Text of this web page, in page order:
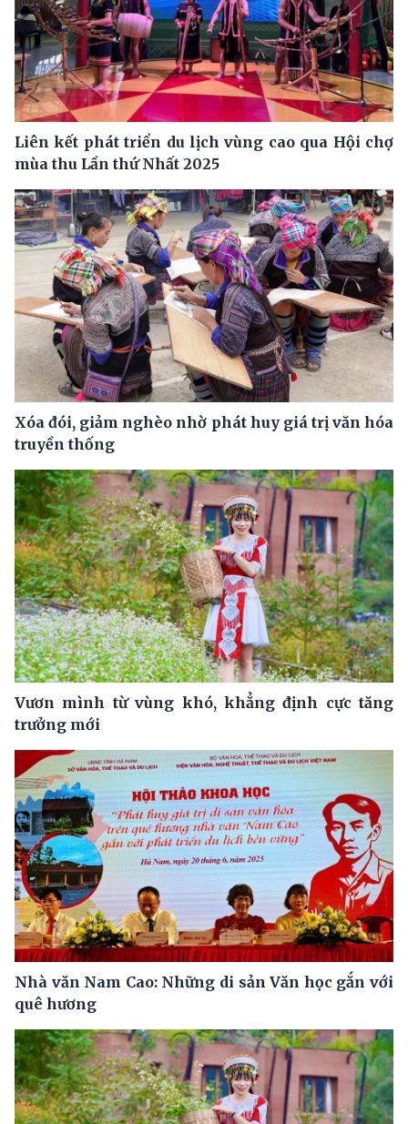
Liên kết phát triển du lịch vùng cao qua Hội chợ
mùa thu Lần thứ Nhất 2025
Xóa đói, giảm nghèo nhờ phát huy giá trị văn hóa
truyền thống
Vươn mình từ vùng khó, khẳng định cực tăng
trưởng mới
Nhà văn Nam Cao: Những di sản Văn học gắn với
quê hương